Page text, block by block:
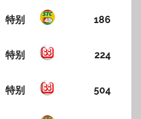
特别 186
特别 224
特别 504